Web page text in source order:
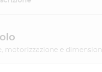
motorizzazione e dimensioni